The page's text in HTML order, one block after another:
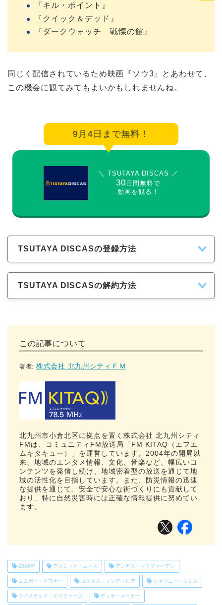
『キル・ポイント』
『クイック＆デッド』
『ダークウォッチ 戦慄の館』
同じく配信されているため映画『ソウ3』とあわせて、
この機会に観てみてもよいかもしれませんね。
9月4日まで無料！
＼ TSUTAYA DISCAS ／
30 日間無料で
動画を観る！
TSUTAYA DISCASの登録方法
TSUTAYA DISCASの解約方法
この記事について
著者: 株式会社 北九州シティＦＭ
北九州市小倉北区に拠点を置く株式会社 北九州シティ
FMは、コミュニティFM放送局「FM KITAQ（エフエ
ムキタキュー）」を運営しています。2004年の開局以
来、地域のエンタメ情報、文化、音楽など、幅広いコ
ンテンツを発信し続け、地域密着型の放送を通じて地
域の活性化を目指しています。また、防災情報の迅速
な提供を通じて、安全で安心な街づくりにも貢献して
おり、特に自然災害時には正確な情報提供に努めてい
ます。
2006年 アスミック・エース アンガス・マクファーデン
エムポー・クワホー コスタス・マンディロア ショウニー・スミス
ツイステッド・ピクチャーズ ディナ・メイヤー